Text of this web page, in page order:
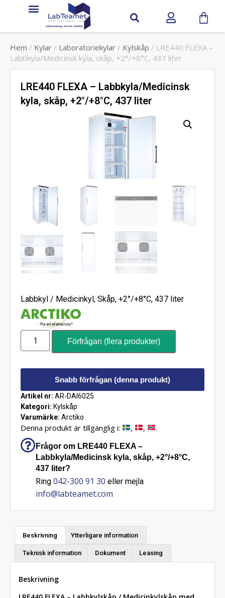
Hem / Kylar / Laboratoriekylar / Kylskåp / LRE440 FLEXA –
Labbkyla/Medicinsk kyla, skåp, +2°/+8°C, 437 liter
LRE440 FLEXA – Labbkyla/Medicinsk
kyla, skåp, +2°/+8°C, 437 liter
Labbkyl / Medicinkyl, Skåp, +2°/+8°C, 437 liter
Förfrågan (flera produkter)
Snabb förfrågan (denna produkt)
Artikel nr: AR-DAI6025
Kategori: Kylskåp
Varumärke: Arctiko
Denna produkt är tillgänglig i: , , .
Frågor om LRE440 FLEXA –
Labbkyla/Medicinsk kyla, skåp, +2°/+8°C,
437 liter?
Ring 042-300 91 30 eller mejla
info@labteamet.com
Beskrivning Ytterligare information
Teknisk information Dokument Leasing
Beskrivning